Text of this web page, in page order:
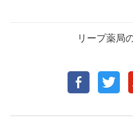
リープ薬局